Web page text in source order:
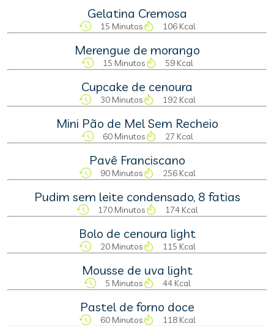
Gelatina Cremosa
15 Minutos 106 Kcal
Merengue de morango
15 Minutos 59 Kcal
Cupcake de cenoura
30 Minutos 192 Kcal
Mini Pão de Mel Sem Recheio
60 Minutos 27 Kcal
Pavê Franciscano
90 Minutos 256 Kcal
Pudim sem leite condensado, 8 fatias
170 Minutos 174 Kcal
Bolo de cenoura light
20 Minutos 115 Kcal
Mousse de uva light
5 Minutos 44 Kcal
Pastel de forno doce
60 Minutos 118 Kcal